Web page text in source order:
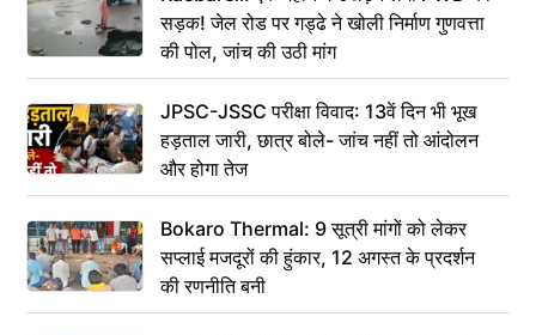
सड़क! जेल रोड पर गड्ढे ने खोली निर्माण गुणवत्ता
की पोल, जांच की उठी मांग
JPSC-JSSC परीक्षा विवाद: 13वें दिन भी भूख
हड़ताल जारी, छात्र बोले- जांच नहीं तो आंदोलन
और होगा तेज
Bokaro Thermal: 9 सूत्री मांगों को लेकर
सप्लाई मजदूरों की हुंकार, 12 अगस्त के प्रदर्शन
की रणनीति बनी